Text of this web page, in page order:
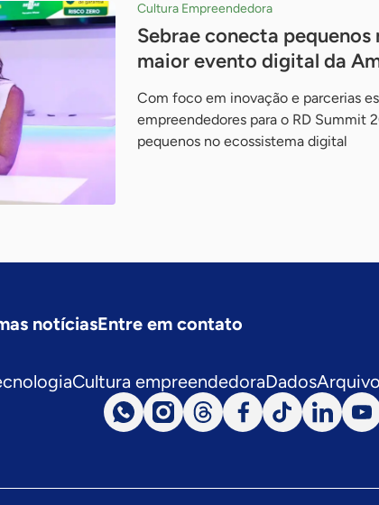
Cultura Empreendedora
Sebrae conecta
maior evento digital da
Com foco em inovação e parcerias
empreendedores para o RD Summit
pequenos no ecossistema digital
notíciasEntre em contato
Cultura empreendedoraDadosArquivo